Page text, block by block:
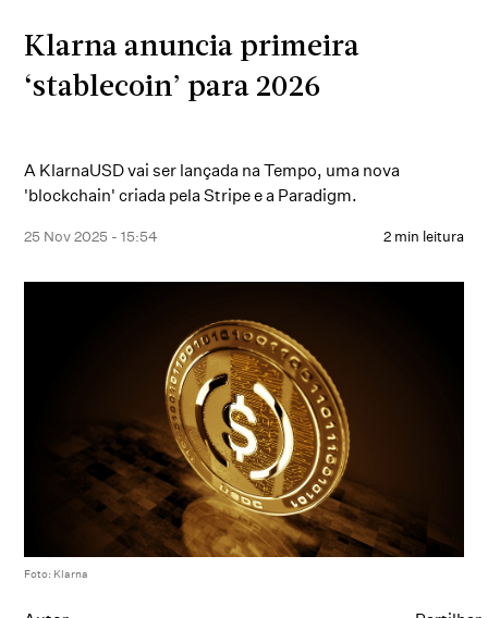
Klarna anuncia primeira
‘stablecoin’ para 2026
A KlarnaUSD vai ser lançada na Tempo, uma nova
'blockchain' criada pela Stripe e a Paradigm.
25 Nov 2025 - 15:54 2 min leitura
Foto: Klarna